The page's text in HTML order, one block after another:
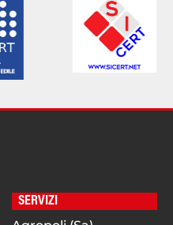
SERVIZI